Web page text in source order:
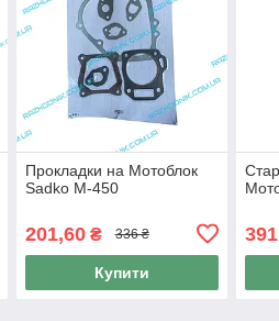
Прокладки на Мотоблок
Sadko M-450
201,60₴ 336 ₴
Купити